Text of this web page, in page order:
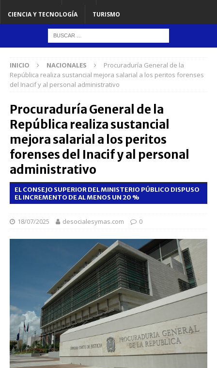
CIENCIA Y TECNOLOGÍA TURISMO
INICIO NACIONALES
Procuraduría General de la
República realiza sustancial mejora salarial a los peritos forenses
del Inacif y al personal administrativo
Procuraduría General de la
República realiza sustancial
mejora salarial a los peritos
forenses del Inacif y al personal
administrativo
EL CONSEJO SUPERIOR DEL MINISTERIO PÚBLICO DISPUSO
EL INCREMENTO DE AL MENOS UN 20 %
18/07/2025 desocialesymas.com 0